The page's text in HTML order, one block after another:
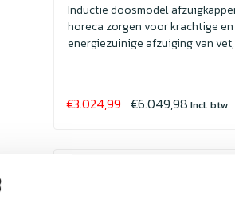
Inductie doosmodel
horeca zorgen voor krachtige en
energiezuinige afzuiging van
€3.024,99 €6.049,98Incl. btw